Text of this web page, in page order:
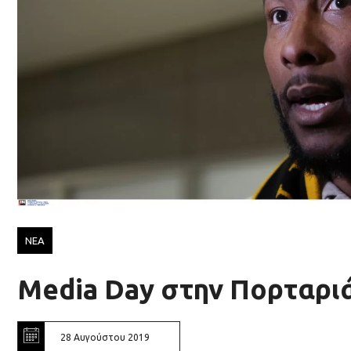
ΝΕΑ
Media Day στην
28 Αυγούστου 2019